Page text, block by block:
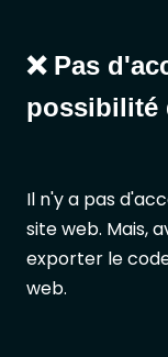
❌ Pas
possibilité
Il n'y a pas
site web. Mais,
exporter le
web.